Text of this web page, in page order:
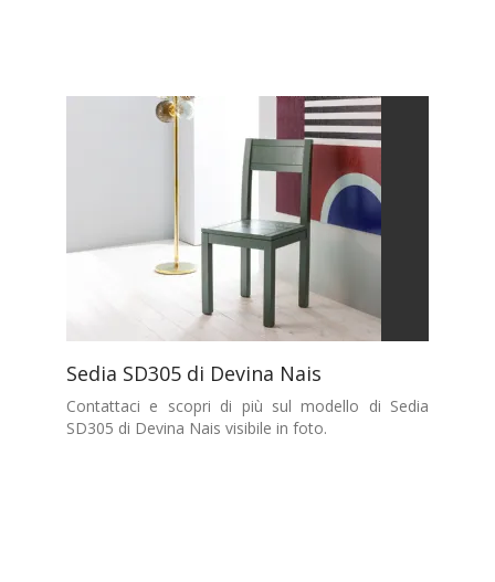
Sedia SD305 di Devina Nais
Contattaci e scopri di più sul modello di Sedia
SD305 di Devina Nais visibile in foto.